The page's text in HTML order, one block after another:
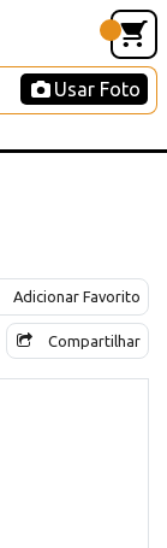
Usar Foto
Adicionar Favorito
Compartilhar